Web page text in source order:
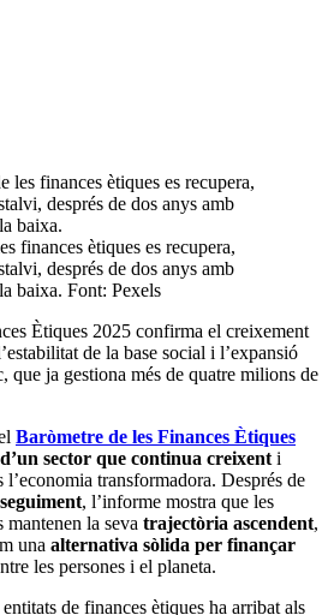
finances ètiques es recupera,
després de dos anys amb
baixa. Font: Pexels
Ètiques 2025 confirma el creixement
de la base social i l’expansió
que ja gestiona més de quatre milions de
Baròmetre de les Finances Ètiques
sector que continua creixent i
transformadora. Després de
, l’informe mostra que les
mantenen la seva trajectòria ascendent,
una alternativa sòlida per finançar
les persones i el planeta.
de finances ètiques ha arribat als